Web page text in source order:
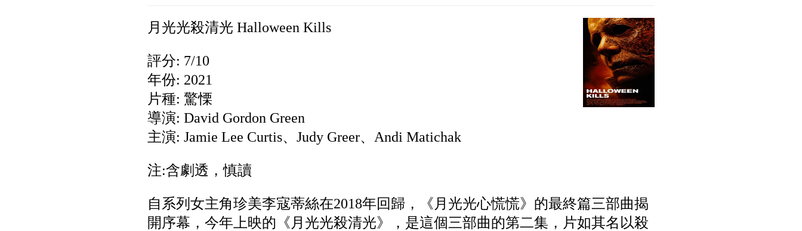
月光光殺清光 Halloween Kills
評分: 7/10
年份: 2021
片種: 驚慄
導演: David Gordon Green
主演: Jamie Lee Curtis、Judy Greer、Andi Matichak
注:含劇透，慎讀
自系列女主角珍美李寇蒂絲在2018年回歸，《月光光心慌慌》的最終篇三部曲揭
開序幕，今年上映的《月光光殺清光》，是這個三部曲的第二集，片如其名以殺